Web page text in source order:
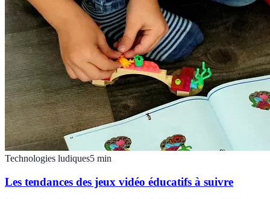
Technologies ludiques5 min
Les tendances des jeux vidéo éducatifs à suivre